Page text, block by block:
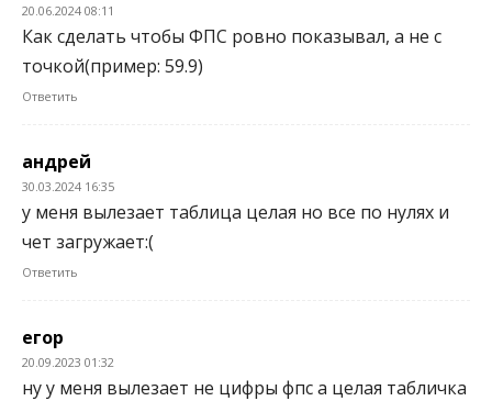
20.06.2024 08:11
Как сделать чтобы ФПС ровно показывал, а не с
точкой(пример: 59.9)
Ответить
андрей
30.03.2024 16:35
у меня вылезает таблица целая но все по нулях и
чет загружает:(
Ответить
егор
20.09.2023 01:32
ну у меня вылезает не цифры фпс а целая табличка